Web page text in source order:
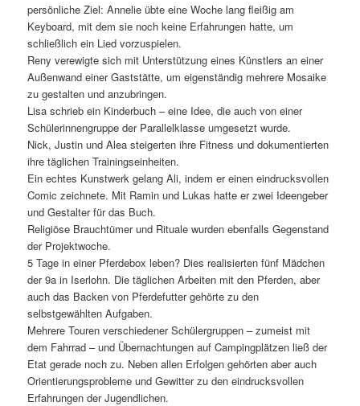
persönliche Ziel: Annelie übte eine Woche lang fleißig am
Keyboard, mit dem sie noch keine Erfahrungen hatte, um
schließlich ein Lied vorzuspielen.
Reny verewigte sich mit Unterstützung eines Künstlers an einer
Außenwand einer Gaststätte, um eigenständig mehrere Mosaike
zu gestalten und anzubringen.
Lisa schrieb ein Kinderbuch – eine Idee, die auch von einer
Schülerinnengruppe der Parallelklasse umgesetzt wurde.
Nick, Justin und Alea steigerten ihre Fitness und dokumentierten
ihre täglichen Trainingseinheiten.
Ein echtes Kunstwerk gelang Ali, indem er einen eindrucksvollen
Comic zeichnete. Mit Ramin und Lukas hatte er zwei Ideengeber
und Gestalter für das Buch.
Religiöse Brauchtümer und Rituale wurden ebenfalls Gegenstand
der Projektwoche.
5 Tage in einer Pferdebox leben? Dies realisierten fünf Mädchen
der 9a in Iserlohn. Die täglichen Arbeiten mit den Pferden, aber
auch das Backen von Pferdefutter gehörte zu den
selbstgewählten Aufgaben.
Mehrere Touren verschiedener Schülergruppen – zumeist mit
dem Fahrrad – und Übernachtungen auf Campingplätzen ließ der
Etat gerade noch zu. Neben allen Erfolgen gehörten aber auch
Orientierungsprobleme und Gewitter zu den eindrucksvollen
Erfahrungen der Jugendlichen.